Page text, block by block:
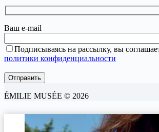
Ваш e-mail
Подписываясь на рассылку, вы
политики конфиденциальности
ÉMILIE MUSÉE © 2026